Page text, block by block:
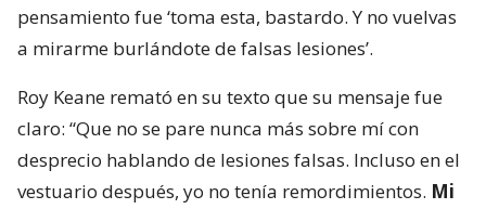
pensamiento fue ‘toma esta, bastardo. Y no vuelvas
a mirarme burlándote de falsas lesiones’.
Roy Keane remató en su texto que su mensaje fue
claro: “Que no se pare nunca más sobre mí con
desprecio hablando de lesiones falsas. Incluso en el
vestuario después, yo no tenía remordimientos. Mi